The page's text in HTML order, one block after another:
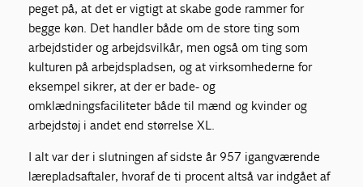
peget på, at det er vigtigt at skabe gode rammer for
begge køn. Det handler både om de store ting som
arbejdstider og arbejdsvilkår, men også om ting som
kulturen på arbejdspladsen, og at virksomhederne for
eksempel sikrer, at der er bade- og
omklædningsfaciliteter både til mænd og kvinder og
arbejdstøj i andet end størrelse XL.
I alt var der i slutningen af sidste år 957 igangværende
lærepladsaftaler, hvoraf de ti procent altså var indgået af